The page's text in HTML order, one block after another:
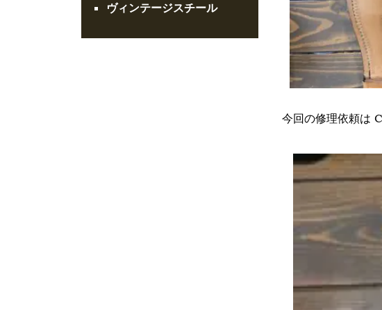
ヴィンテージスチール
今回の修理依頼は